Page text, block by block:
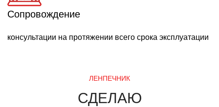
Сопровождение
консультации на протяжении всего срока эксплуатации
ЛЕНПЕЧНИК
СДЕЛАЮ